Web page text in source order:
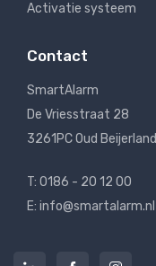
Activatie systeem
Contact
SmartAlarm
De Vriesstraat 28
3261PC Oud Beijerland
T: 0186 - 20 12 00
E: info@smartalarm.nl